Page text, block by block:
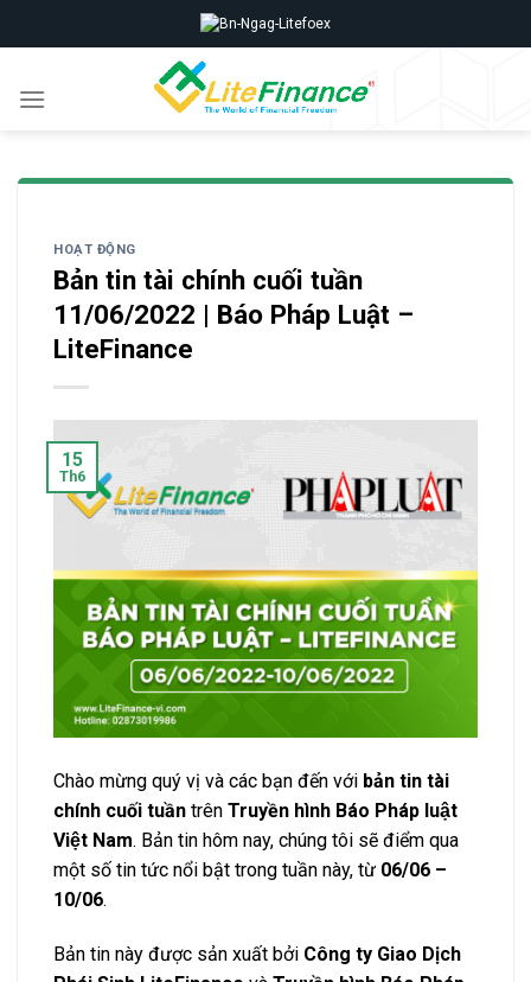
to
HOẠT ĐỘNG
Bản tin tài chính cuối tuần
11/06/2022 | Báo Pháp Luật –
LiteFinance
15
Th6
Chào mừng quý vị và các bạn đến với bản tin tài
chính cuối tuần trên Truyền hình Báo Pháp luật
Việt Nam. Bản tin hôm nay, chúng tôi sẽ điểm qua
một số tin tức nổi bật trong tuần này, từ 06/06 –
10/06.
Bản tin này được sản xuất bởi Công ty Giao Dịch